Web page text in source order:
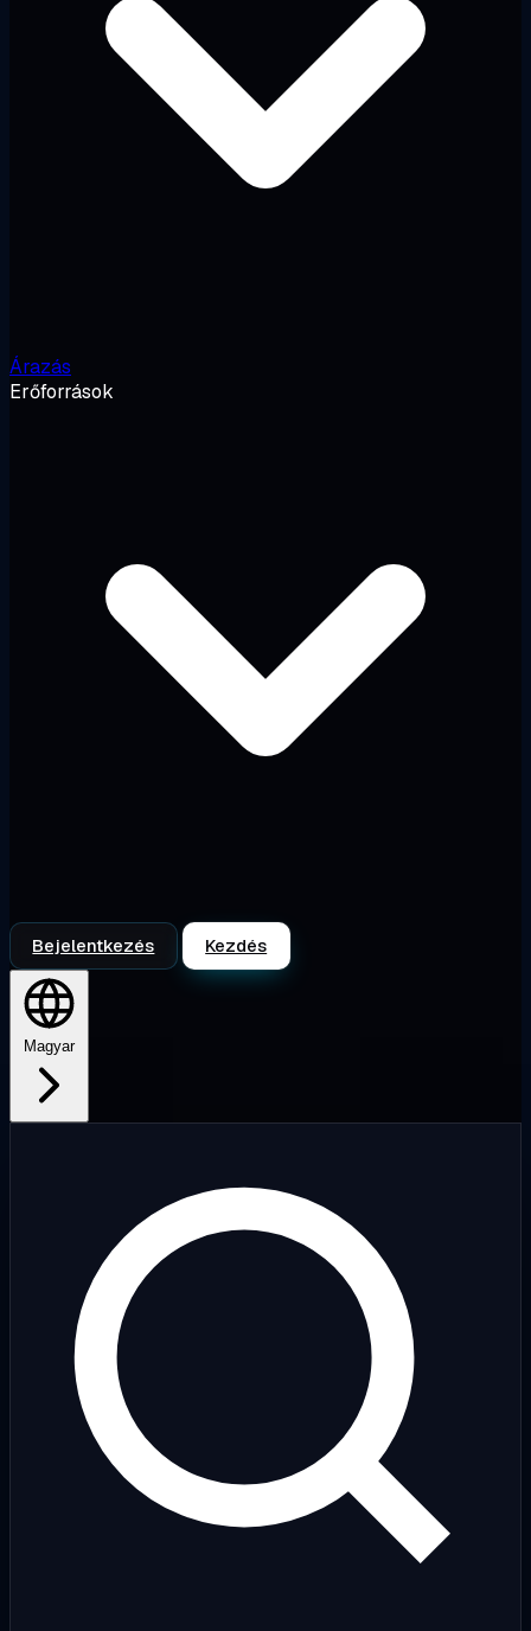
Árazás
Erőforrások
Bejelentkezés Kezdés
Magyar